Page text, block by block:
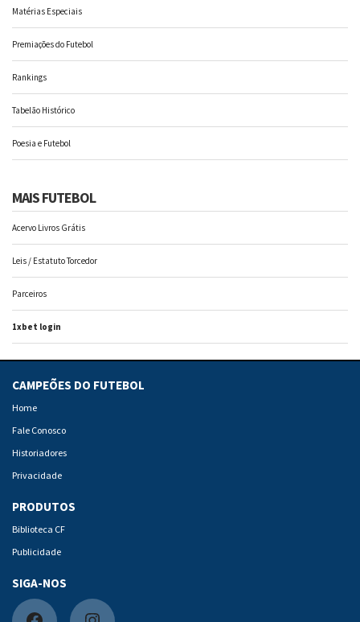
Matérias Especiais
Premiações do Futebol
Rankings
Tabelão Histórico
Poesia e Futebol
MAIS FUTEBOL
Acervo Livros Grátis
Leis / Estatuto Torcedor
Parceiros
1xbet login
CAMPEÕES DO FUTEBOL
Home
Fale Conosco
Historiadores
Privacidade
PRODUTOS
Biblioteca CF
Publicidade
SIGA-NOS